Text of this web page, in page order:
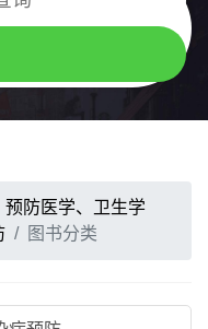
预防医学、卫生学
图书分类